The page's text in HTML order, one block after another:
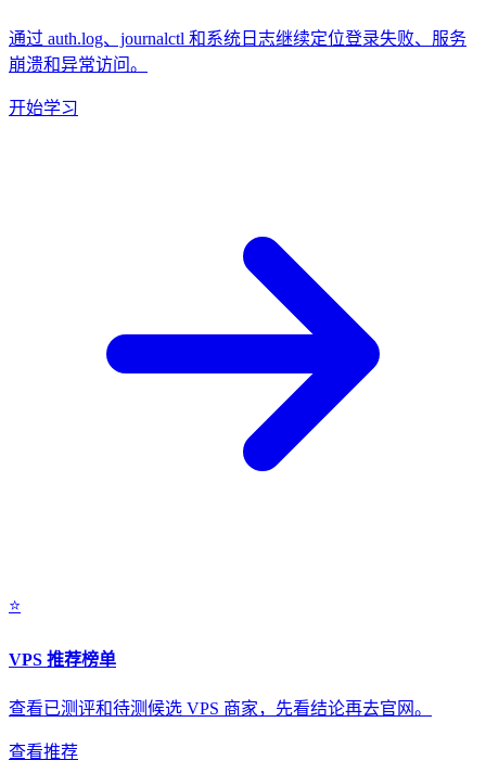
通过 auth.log、journalctl 和系统日志继续定位登录失败、服务
崩溃和异常访问。
开始学习
⭐
VPS 推荐榜单
查看已测评和待测候选 VPS 商家，先看结论再去官网。
查看推荐